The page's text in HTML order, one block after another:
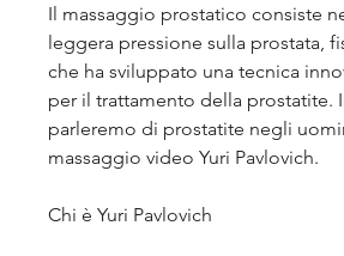
Il massaggio prostatico consiste
leggera pressione sulla prostata,
che ha sviluppato una tecnica
per il trattamento della prostatite.
parleremo di prostatite negli
massaggio video Yuri Pavlovich.
Chi è Yuri Pavlovich